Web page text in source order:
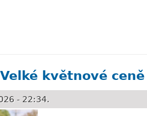
květnové ceně
- 22:34.